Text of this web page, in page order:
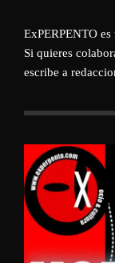
ExPERPENTO
Si quieres
escribe a